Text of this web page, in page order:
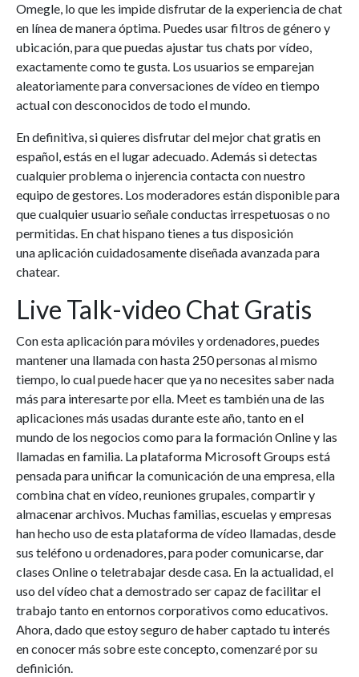
Omegle, lo que les impide disfrutar de la experiencia de chat
en línea de manera óptima. Puedes usar filtros de género y
ubicación, para que puedas ajustar tus chats por vídeo,
exactamente como te gusta. Los usuarios se emparejan
aleatoriamente para conversaciones de vídeo en tiempo
actual con desconocidos de todo el mundo.
En definitiva, si quieres disfrutar del mejor chat gratis en
español, estás en el lugar adecuado. Además si detectas
cualquier problema o injerencia contacta con nuestro
equipo de gestores. Los moderadores están disponible para
que cualquier usuario señale conductas irrespetuosas o no
permitidas. En chat hispano tienes a tus disposición
una aplicación cuidadosamente diseñada avanzada para
chatear.
Live Talk-video Chat Gratis
Con esta aplicación para móviles y ordenadores, puedes
mantener una llamada con hasta 250 personas al mismo
tiempo, lo cual puede hacer que ya no necesites saber nada
más para interesarte por ella. Meet es también una de las
aplicaciones más usadas durante este año, tanto en el
mundo de los negocios como para la formación Online y las
llamadas en familia. La plataforma Microsoft Groups está
pensada para unificar la comunicación de una empresa, ella
combina chat en vídeo, reuniones grupales, compartir y
almacenar archivos. Muchas familias, escuelas y empresas
han hecho uso de esta plataforma de vídeo llamadas, desde
sus teléfono u ordenadores, para poder comunicarse, dar
clases Online o teletrabajar desde casa. En la actualidad, el
uso del vídeo chat a demostrado ser capaz de facilitar el
trabajo tanto en entornos corporativos como educativos.
Ahora, dado que estoy seguro de haber captado tu interés
en conocer más sobre este concepto, comenzaré por su
definición.